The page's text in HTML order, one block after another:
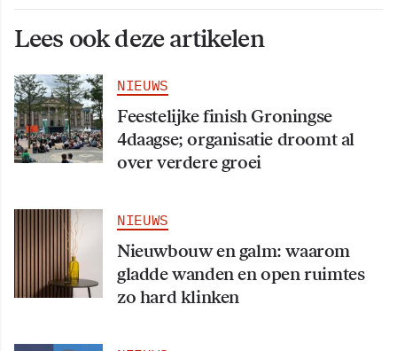
Lees ook deze artikelen
NIEUWS
Feestelijke finish Groningse
4daagse; organisatie droomt al
over verdere groei
NIEUWS
Nieuwbouw en galm: waarom
gladde wanden en open ruimtes
zo hard klinken